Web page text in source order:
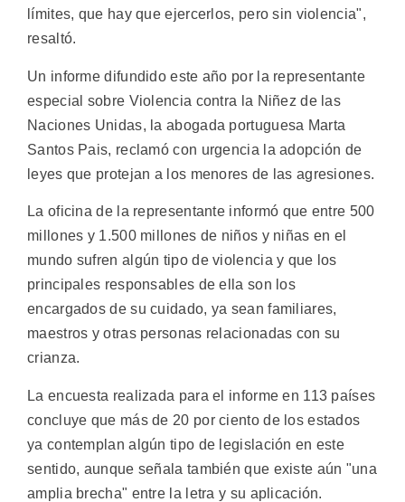
límites, que hay que ejercerlos, pero sin violencia",
resaltó.
Un informe difundido este año por la representante
especial sobre Violencia contra la Niñez de las
Naciones Unidas, la abogada portuguesa Marta
Santos Pais, reclamó con urgencia la adopción de
leyes que protejan a los menores de las agresiones.
La oficina de la representante informó que entre 500
millones y 1.500 millones de niños y niñas en el
mundo sufren algún tipo de violencia y que los
principales responsables de ella son los
encargados de su cuidado, ya sean familiares,
maestros y otras personas relacionadas con su
crianza.
La encuesta realizada para el informe en 113 países
concluye que más de 20 por ciento de los estados
ya contemplan algún tipo de legislación en este
sentido, aunque señala también que existe aún "una
amplia brecha" entre la letra y su aplicación.